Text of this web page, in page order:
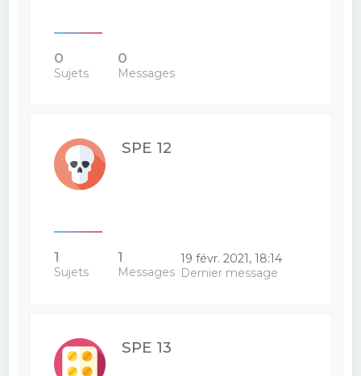
0
Sujets
0
Messages
SPE 12
1
Sujets
1
Messages
19 févr. 2021, 18:14
Dernier message
SPE 13